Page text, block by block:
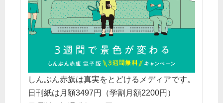
しんぶん赤旗は真実をとどけるメディアです。
日刊紙は月額3497円（学割月額2200円）